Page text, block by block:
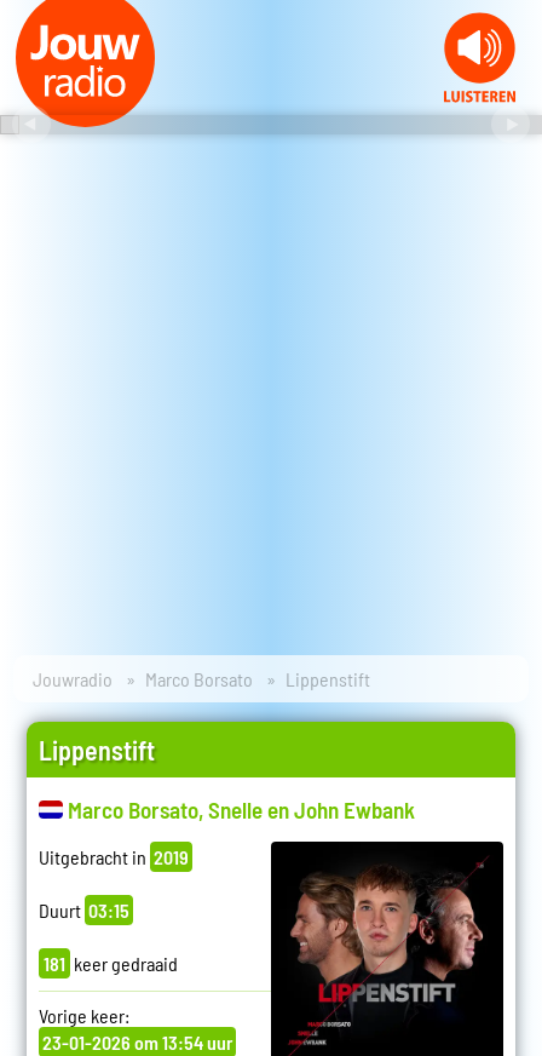
Jouwradio Marco Borsato Lippenstift
Lippenstift
Marco Borsato, Snelle en John Ewbank
Uitgebracht in 2019
Duurt 03:15
181 keer gedraaid
Vorige keer:
23-01-2026 om 13:54 uur